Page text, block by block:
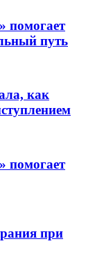
помогает
путь
как
помогает
при